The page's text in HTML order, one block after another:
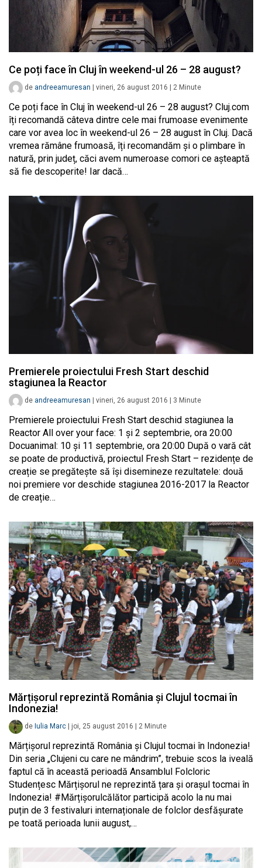
Ce poți face în Cluj în weekend-ul 26 – 28 august?
de andreeamuresan vineri, 26 august 2016 2 Minute
Ce poți face în Cluj în weekend-ul 26 – 28 august? Cluj.com
îți recomandă câteva dintre cele mai frumoase evenimente
care vor avea loc în weekend-ul 26 – 28 august în Cluj. Dacă
vremea rămâne frumoasă, îți recomandăm și o plimbare în
natură, prin județ, căci avem numeroase comori ce așteaptă
să fie descoperite! Iar dacă…
Premierele proiectului Fresh Start deschid
stagiunea la Reactor
de andreeamuresan vineri, 26 august 2016 3 Minute
Premierele proiectului Fresh Start deschid stagiunea la
Reactor All over your face: 1 și 2 septembrie, ora 20:00
Docuanimal: 10 și 11 septembrie, ora 20:00 După o vară cât
se poate de productivă, proiectul Fresh Start – rezidențe de
creație se pregătește să își disemineze rezultatele: două
noi premiere vor deschide stagiunea 2016-2017 la Reactor
de creație…
Mărțișorul reprezintă România și Clujul tocmai în
Indonezia!
de Iulia Marc joi, 25 august 2016 2 Minute
Mărțișorul reprezintă România și Clujul tocmai în Indonezia!
Din seria „Clujeni cu care ne mândrim”, trebuie scos la iveală
faptul că în această perioadă Ansamblul Folcloric
Studențesc Mărțișorul ne reprezintă țara și orașul tocmai în
Indonezia! #Mărțișorulcălător participă acolo la nu mai
puțin de 3 festivaluri internaționale de folclor desfășurate
pe toată perioada lunii august,…